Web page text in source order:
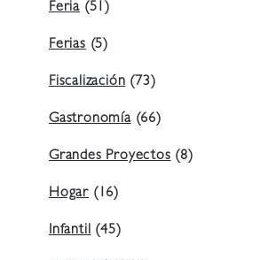
Feria (51)
Ferias(5)
Fiscalización(73)
Gastronomía(66)
Grandes Proyectos(8)
Hogar (16)
Infantil(45)